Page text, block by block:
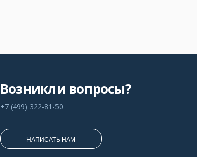
Возникли вопросы?
+7 (499) 322-81-50
НАПИСАТЬ НАМ